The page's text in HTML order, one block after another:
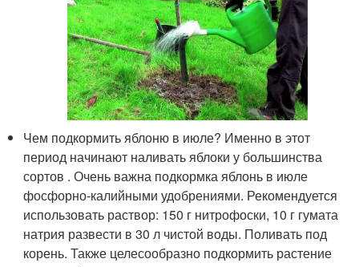
Чем подкормить яблоню в июле? Именно в этот
период начинают наливать яблоки у большинства
сортов . Очень важна подкормка яблонь в июле
фосфорно-калийными удобрениями. Рекомендуется
использовать раствор: 150 г нитрофоски, 10 г гумата
натрия развести в 30 л чистой воды. Поливать под
корень. Также целесообразно подкормить растение